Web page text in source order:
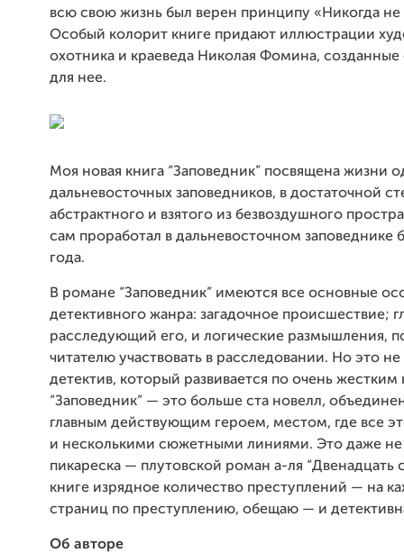
всю свою жизнь был верен принципу «Никогда не
Особый колорит книге придают иллюстрации
охотника и краеве­да Николая Фомина, созданные
для нее.
Моя новая книга “Заповедник” посвящена жизни
дальневосточных заповедников, в достаточной
абстрактного и взятого из безвоздушного
сам проработал в дальневосточном заповеднике
года.
В романе “Заповедник” имеются все основные
детективного жанра: загадочное происшествие;
расследующий его, и логические размышления,
читателю участвовать в расследовании. Но это
детектив, который развивается по очень жестким
“Заповедник” — это больше ста новелл,
главным действующим героем, местом, где все
и несколькими сюжетными линиями. Это даже не
пикареска — плутовской роман а-ля “Двенадцать
книге изрядное количество преступлений — на
страниц по преступлению, обещаю — и
Об авторе